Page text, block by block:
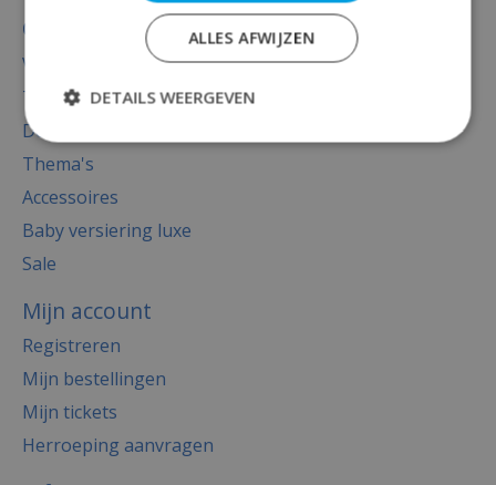
Categorieën
Versiering
Totaal thema feest
Decoratie
Thema's
Accessoires
Baby versiering luxe
Sale
Mijn account
Registreren
Mijn bestellingen
Mijn tickets
Herroeping aanvragen
ALLES AFWIJZEN
DETAILS WEERGEVEN